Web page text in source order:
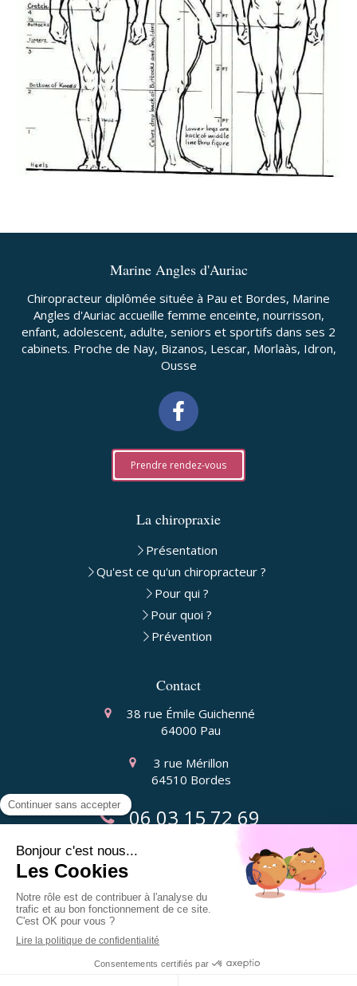
Marine Angles d'Auriac
Chiropracteur diplômée située à Pau et Bordes, Marine
Angles d'Auriac accueille femme enceinte, nourrisson,
enfant, adolescent, adulte, seniors et sportifs dans ses 2
cabinets. Proche de Nay, Bizanos, Lescar, Morlaàs, Idron,
Ousse
Prendre rendez-vous
La chiropraxie
Présentation
Qu'est ce qu'un chiropracteur ?
Pour qui ?
Pour quoi ?
Prévention
Contact
38 rue Émile Guichenné
64000 Pau
3 rue Mérillon
64510 Bordes
06 03 15 72 69
Plan du site
Création et référencement du site par Simplébo